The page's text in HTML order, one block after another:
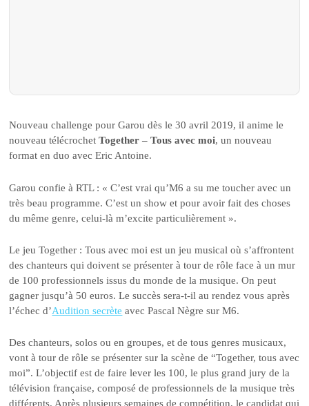
Nouveau challenge pour Garou dès le 30 avril 2019, il anime le
nouveau télécrochetTogether – Tous avec moi, un nouveau
format en duo avec Eric Antoine.
Garou confie à RTL : « C’est vrai qu’M6 a su me toucher avec un
très beau programme. C’est un show et pour avoir fait des choses
du même genre, celui-là m’excite particulièrement ».
Le jeu Together : Tous avec moi est un jeu musical où s’affrontent
des chanteurs qui doivent se présenter à tour de rôle face à un mur
de 100 professionnels issus du monde de la musique. On peut
gagner jusqu’à 50 euros. Le succès sera-t-il au rendez vous après
l’échec d’Audition secrète avec Pascal Nègre sur M6.
Des chanteurs, solos ou en groupes, et de tous genres musicaux,
vont à tour de rôle se présenter sur la scène de “Together, tous avec
moi”. L’objectif est de faire lever les 100, le plus grand jury de la
télévision française, composé de professionnels de la musique très
différents. Après plusieurs semaines de compétition, le candidat qui